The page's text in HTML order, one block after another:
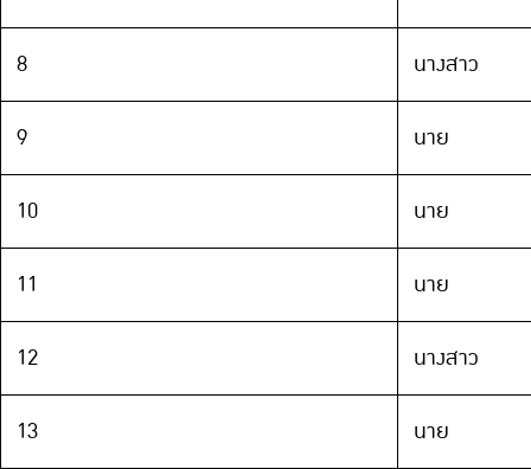
8
นางสาว
9
นาย
10
นาย
11
นาย
12
นางสาว
13
นาย